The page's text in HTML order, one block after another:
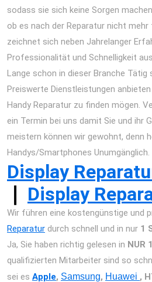
sodass sie sich keine Sorgen
ob es nach der Reparatur nicht
zeichnet sich neben Jahrelanger
Professionalität und Schnelligkeit
Lange schon in dieser Branche Tätig
Preiswerte Dienstleistungen
Handy Reparatur zu finden mögen.
ein Termin bei uns damit Sie und ihr
meistern können wir gewohnt, denn
Handys/Smartphones Unumgänglich.
Display
Display
Wir führen eine kostengünstige und
Reparatur durch schnell und in nur 1
Ja, Sie haben richtig gelesen in NUR
qualifizierten Mitarbeiter sind so
sei es Apple, Samsung, Huawei ,